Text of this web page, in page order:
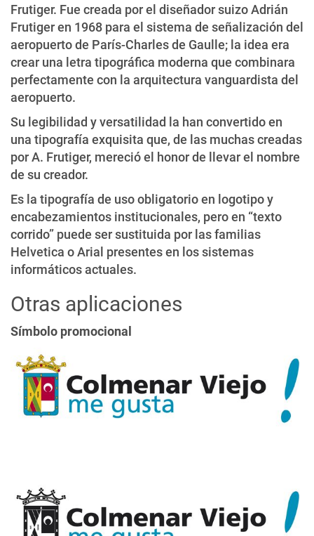
Frutiger. Fue creada por el diseñador suizo Adrián
Frutiger en 1968 para el sistema de señalización del
aeropuerto de París-Charles de Gaulle; la idea era
crear una letra tipográfica moderna que combinara
perfectamente con la arquitectura vanguardista del
aeropuerto.
Su legibilidad y versatilidad la han convertido en
una tipografía exquisita que, de las muchas creadas
por A. Frutiger, mereció el honor de llevar el nombre
de su creador.
Es la tipografía de uso obligatorio en logotipo y
encabezamientos institucionales, pero en “texto
corrido” puede ser sustituida por las familias
Helvetica o Arial presentes en los sistemas
informáticos actuales.
Otras aplicaciones
Símbolo promocional